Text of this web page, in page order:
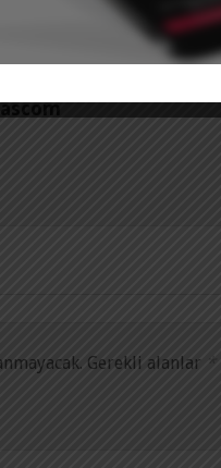
Gerekli alanlar *